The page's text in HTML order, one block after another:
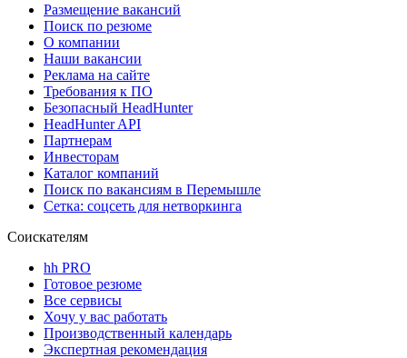
Размещение вакансий
Поиск по резюме
О компании
Наши вакансии
Реклама на сайте
Требования к ПО
Безопасный HeadHunter
HeadHunter API
Партнерам
Инвесторам
Каталог компаний
Поиск по вакансиям в Перемышле
Сетка: соцсеть для нетворкинга
Соискателям
hh PRO
Готовое резюме
Все сервисы
Хочу у вас работать
Производственный календарь
Экспертная рекомендация